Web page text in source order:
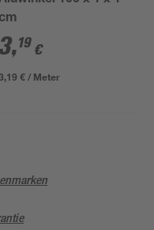
cm
,19 €
€ / Meter